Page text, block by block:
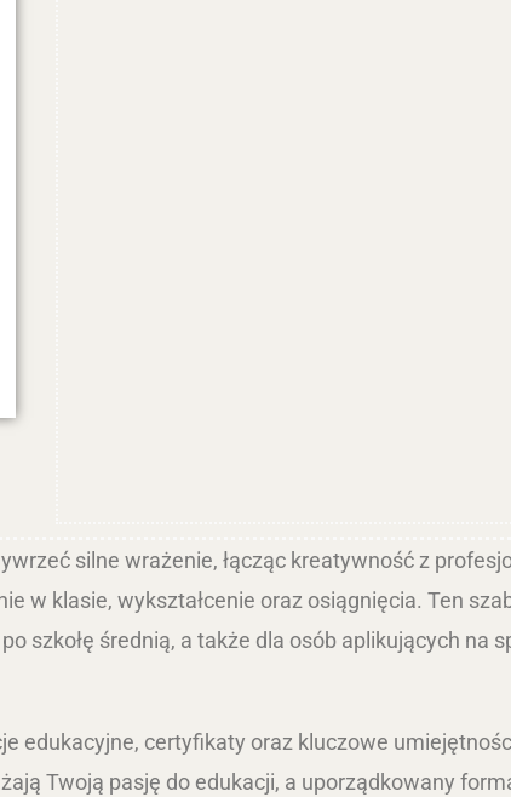
silne wrażenie, łącząc kreatywność z
klasie, wykształcenie oraz osiągnięcia. Ten
szkołę średnią, a także dla osób aplikujących na
edukacyjne, certyfikaty oraz kluczowe
Twoją pasję do edukacji, a uporządkowany